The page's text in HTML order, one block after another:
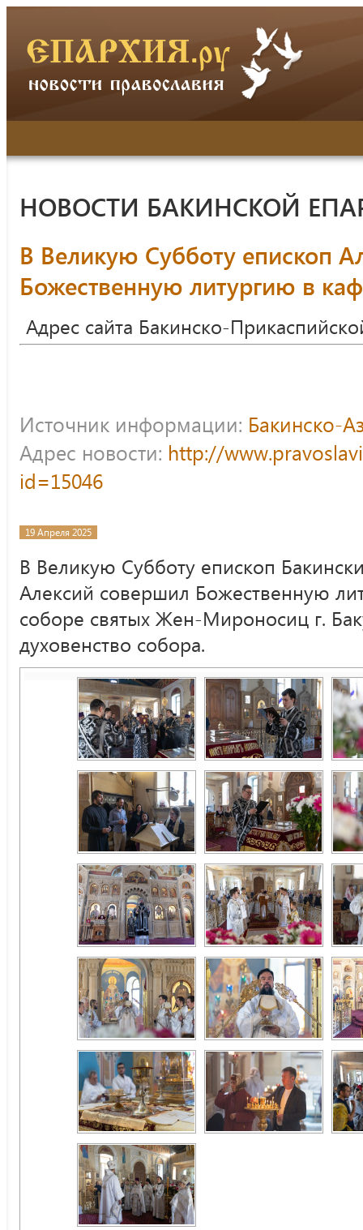
НОВОСТИ БАКИНСКОЙ
В Великую Субботу епископ
Божественную литургию в
Адрес сайта Бакинско-
Источник информации: Бакинско-
Адрес новости: http://
id=15046
19 Апреля 2025
В Великую Субботу епископ
Алексий совершил Божественную
соборе святых Жен-Мироносиц г.
духовенство собора.